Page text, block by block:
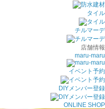
タイル
チルマーデ
店舗情報
maru-maru
イベント予約
DIYメンバー登録
ONLINE SHOP